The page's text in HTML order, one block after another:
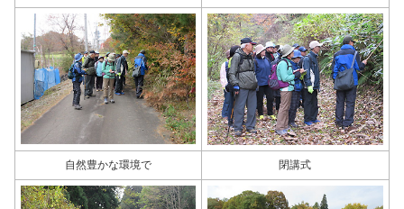
自然豊かな環境で 閉講式